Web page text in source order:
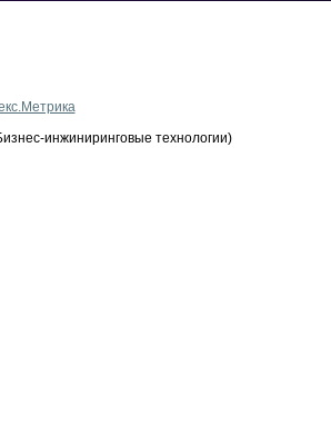
инжиниринговые технологии)